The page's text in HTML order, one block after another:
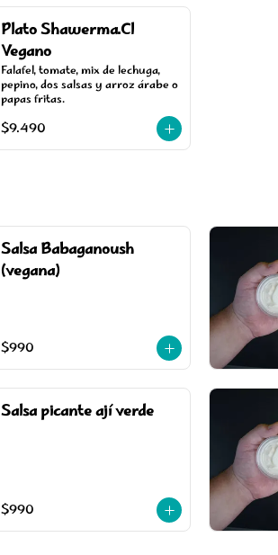
Plato Shawerma.Cl
Vegano
Falafel, tomate, mix de lechuga,
pepino, dos salsas y arroz árabe o
papas fritas.
$9.490
Salsa Babaganoush
(vegana)
$990
Salsa picante ají verde
$990